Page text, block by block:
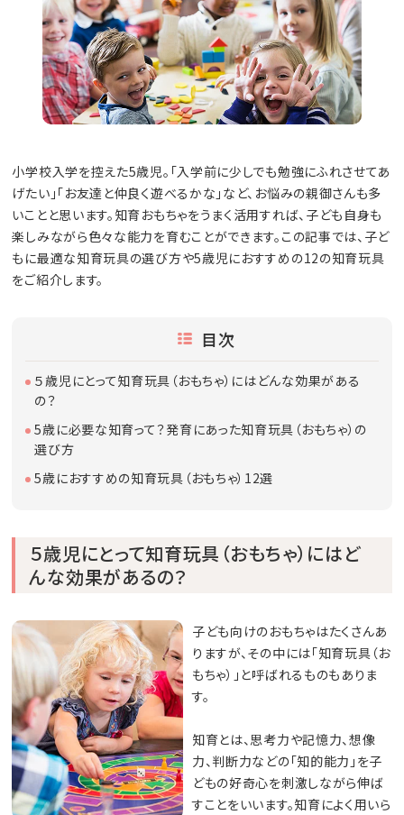
小学校入学を控えた5歳児。「入学前に少しでも勉強にふれさせてあ
げたい」「お友達と仲良く遊べるかな」など、お悩みの親御さんも多
いことと思います。知育おもちゃをうまく活用すれば、子ども自身も
楽しみながら色々な能力を育むことができます。この記事では、子ど
もに最適な知育玩具の選び方や5歳児におすすめの12の知育玩具
をご紹介します。
目次
５歳児にとって知育玩具（おもちゃ）にはどんな効果がある
の？
5歳に必要な知育って？発育にあった知育玩具（おもちゃ）の
選び方
5歳におすすめの知育玩具（おもちゃ）12選
５歳児にとって知育玩具（おもちゃ）にはど
んな効果があるの？
子ども向けのおもちゃはたくさんあ
りますが、その中には「知育玩具（お
もちゃ）」と呼ばれるものもありま
す。
知育とは、思考力や記憶力、想像
力、判断力などの「知的能力」を子
どもの好奇心を刺激しながら伸ば
すことをいいます。知育によく用いら